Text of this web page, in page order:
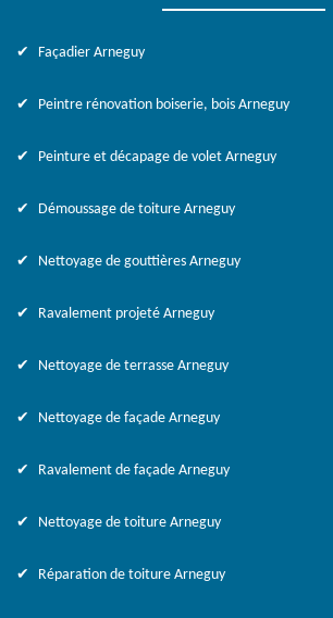
Façadier Arneguy
Peintre rénovation boiserie, bois Arneguy
Peinture et décapage de volet Arneguy
Démoussage de toiture Arneguy
Nettoyage de gouttières Arneguy
Ravalement projeté Arneguy
Nettoyage de terrasse Arneguy
Nettoyage de façade Arneguy
Ravalement de façade Arneguy
Nettoyage de toiture Arneguy
Réparation de toiture Arneguy